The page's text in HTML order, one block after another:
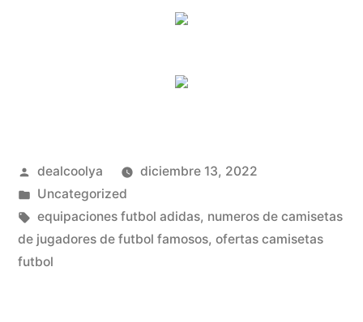
Publicado
por
dealcoolya
diciembre 13, 2022
Publicado
en
Uncategorized
Etiquetas:
equipaciones futbol adidas, numeros de camisetas
de jugadores de futbol famosos, ofertas camisetas
futbol